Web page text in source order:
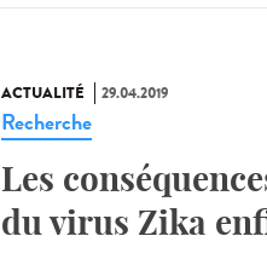
ACTUALITÉ 29.04.2019
Recherche
Les
du virus Zika